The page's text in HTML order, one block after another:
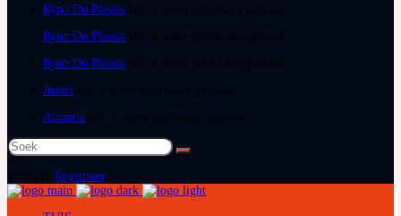
Ryno Du Plessis
Ryno Du Plessis
Ryno Du Plessis
Juanri
Amanda
Soek
na:
Registreer